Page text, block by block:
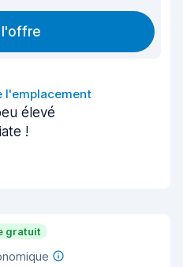
l'offre
l'emplacement
élevé
!
gratuit